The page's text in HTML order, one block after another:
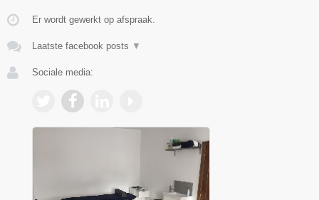
Er wordt gewerkt op afspraak.
Laatste facebook posts ▼
Sociale media: